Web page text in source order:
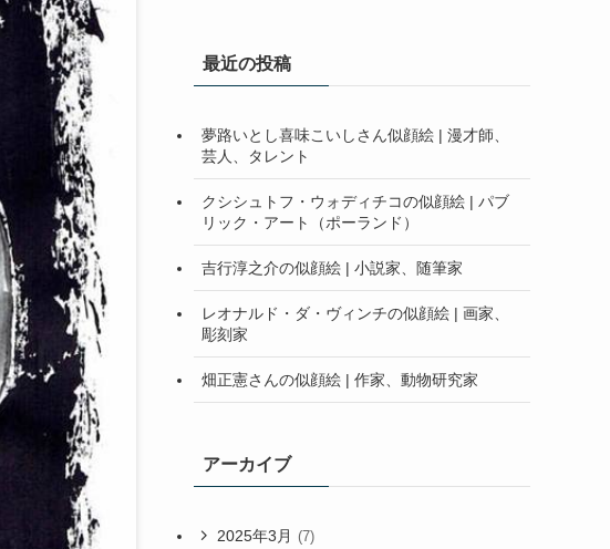
最近の投稿
夢路いとし喜味こいしさん似顔絵 | 漫才師、
芸人、タレント
クシシュトフ・ウォディチコの似顔絵 | パブ
リック・アート（ポーランド）
吉行淳之介の似顔絵 | 小説家、随筆家
レオナルド・ダ・ヴィンチの似顔絵 | 画家、
彫刻家
畑正憲さんの似顔絵 | 作家、動物研究家
アーカイブ
2025年3月 (7)